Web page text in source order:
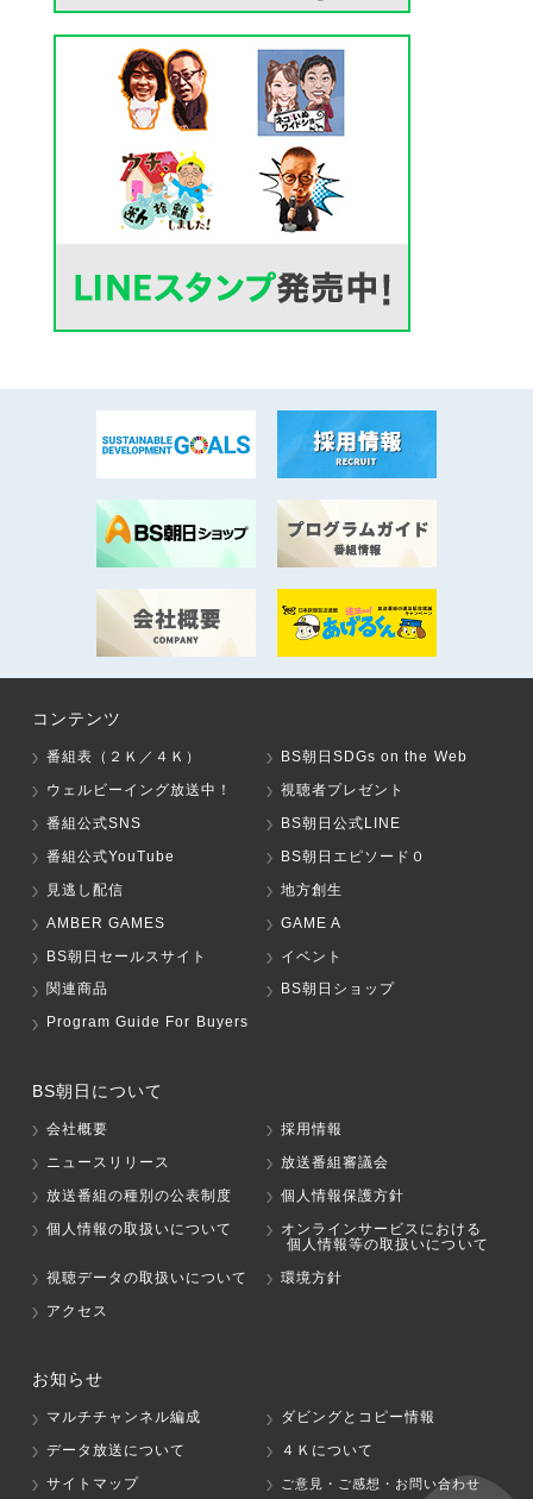
コンテンツ
番組表（２Ｋ／４Ｋ）
BS朝日SDGs on the Web
ウェルビーイング放送中！
視聴者プレゼント
番組公式SNS
BS朝日公式LINE
番組公式YouTube
BS朝日エピソード０
見逃し配信
地方創生
AMBER GAMES
GAME A
BS朝日セールスサイト
イベント
関連商品
BS朝日ショップ
Program Guide For Buyers
BS朝日について
会社概要
採用情報
ニュースリリース
放送番組審議会
放送番組の種別の公表制度
個人情報保護方針
個人情報の取扱いについて
オンラインサービスにおける
個人情報等の取扱いについて
視聴データの取扱いについて
環境方針
アクセス
お知らせ
マルチチャンネル編成
ダビングとコピー情報
データ放送について
４Ｋについて
サイトマップ
ご意見・ご感想・お問い合わせ